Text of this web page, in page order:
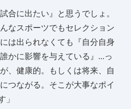
合に出たい』と思うでしょ。
なスポーツでもセレクション
は出られなくても『自分自身
かに影響を与えている』...っ
、健康的。もしくは将来、自
つながる。そこが大事なポイ
」